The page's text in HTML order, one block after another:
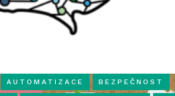
AUTOMATIZACE BEZPEČNOST